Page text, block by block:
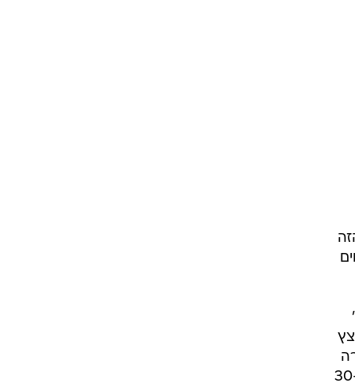
הספינרים החלו להישרף כ-30-45